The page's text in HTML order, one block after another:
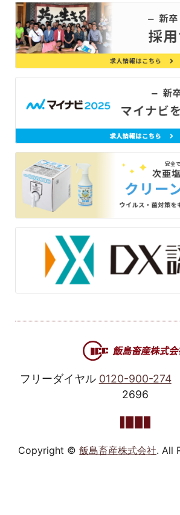
フリーダイヤル 0120-900-274
2696
Copyright © 飯島畜産株式会社. All